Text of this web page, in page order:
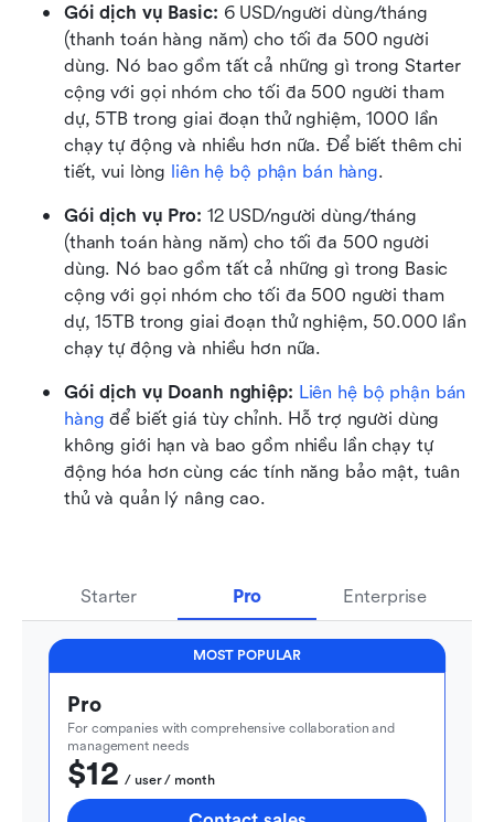
Gói dịch vụ Basic: 6 USD/người dùng/tháng
(thanh toán hàng năm) cho tối đa 500 người
dùng. Nó bao gồm tất cả những gì trong Starter
cộng với gọi nhóm cho tối đa 500 người tham
dự, 5TB trong giai đoạn thử nghiệm, 1000 lần
chạy tự động và nhiều hơn nữa. Để biết thêm chi
tiết, vui lòng liên hệ bộ phận bán hàng.
Gói dịch vụ Pro: 12 USD/người dùng/tháng
(thanh toán hàng năm) cho tối đa 500 người
dùng. Nó bao gồm tất cả những gì trong Basic
cộng với gọi nhóm cho tối đa 500 người tham
dự, 15TB trong giai đoạn thử nghiệm, 50.000 lần
chạy tự động và nhiều hơn nữa.
Gói dịch vụ Doanh nghiệp: Liên hệ bộ phận bán
hàng để biết giá tùy chỉnh. Hỗ trợ người dùng
không giới hạn và bao gồm nhiều lần chạy tự
động hóa hơn cùng các tính năng bảo mật, tuân
thủ và quản lý nâng cao.
Starter Pro Enterprise
MOST POPULAR
Pro
For companies with comprehensive collaboration and
management needs
$12
  / user / month